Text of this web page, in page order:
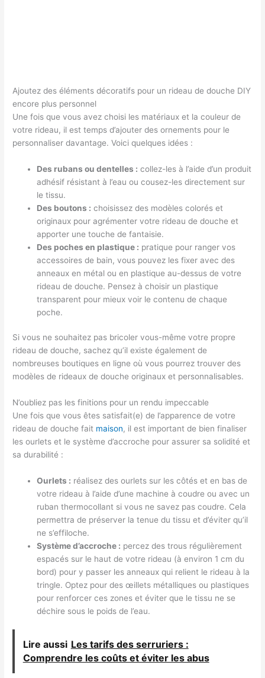
Ajoutez des éléments décoratifs pour un rideau de douche DIY
encore plus personnel
Une fois que vous avez choisi les matériaux et la couleur de
votre rideau, il est temps d’ajouter des ornements pour le
personnaliser davantage. Voici quelques idées :
Des rubans ou dentelles : collez-les à l’aide d’un produit
adhésif résistant à l’eau ou cousez-les directement sur
le tissu.
Des boutons : choisissez des modèles colorés et
originaux pour agrémenter votre rideau de douche et
apporter une touche de fantaisie.
Des poches en plastique : pratique pour ranger vos
accessoires de bain, vous pouvez les fixer avec des
anneaux en métal ou en plastique au-dessus de votre
rideau de douche. Pensez à choisir un plastique
transparent pour mieux voir le contenu de chaque
poche.
Si vous ne souhaitez pas bricoler vous-même votre propre
rideau de douche, sachez qu’il existe également de
nombreuses boutiques en ligne où vous pourrez trouver des
modèles de rideaux de douche originaux et personnalisables.
N’oubliez pas les finitions pour un rendu impeccable
Une fois que vous êtes satisfait(e) de l’apparence de votre
rideau de douche fait maison, il est important de bien finaliser
les ourlets et le système d’accroche pour assurer sa solidité et
sa durabilité :
Ourlets : réalisez des ourlets sur les côtés et en bas de
votre rideau à l’aide d’une machine à coudre ou avec un
ruban thermocollant si vous ne savez pas coudre. Cela
permettra de préserver la tenue du tissu et d’éviter qu’il
ne s’effiloche.
Système d’accroche : percez des trous régulièrement
espacés sur le haut de votre rideau (à environ 1 cm du
bord) pour y passer les anneaux qui relient le rideau à la
tringle. Optez pour des œillets métalliques ou plastiques
pour renforcer ces zones et éviter que le tissu ne se
déchire sous le poids de l’eau.
Lire aussi Les tarifs des serruriers :
Comprendre les coûts et éviter les abus